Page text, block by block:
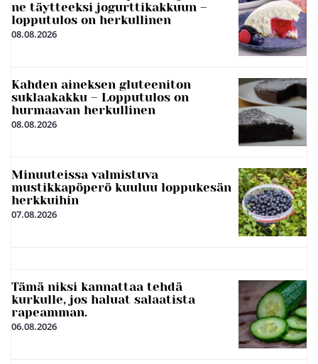
ne täytteeksi jogurttikakkuun –
lopputulos on herkullinen
08.08.2026
Kahden aineksen gluteeniton
suklaakakku – Lopputulos on
hurmaavan herkullinen
08.08.2026
Minuuteissa valmistuva
mustikkapöperö kuuluu loppukesän
herkkuihin
07.08.2026
Tämä niksi kannattaa tehdä
kurkulle, jos haluat salaatista
rapeamman.
06.08.2026